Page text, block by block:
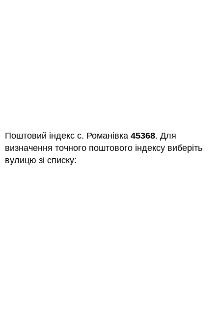
Поштовий індекс с. Романівка 45368. Для
визначення точного поштового індексу виберіть
вулицю зі списку: